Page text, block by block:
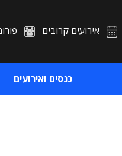
אירועים קרובים
כנסים ואירועים